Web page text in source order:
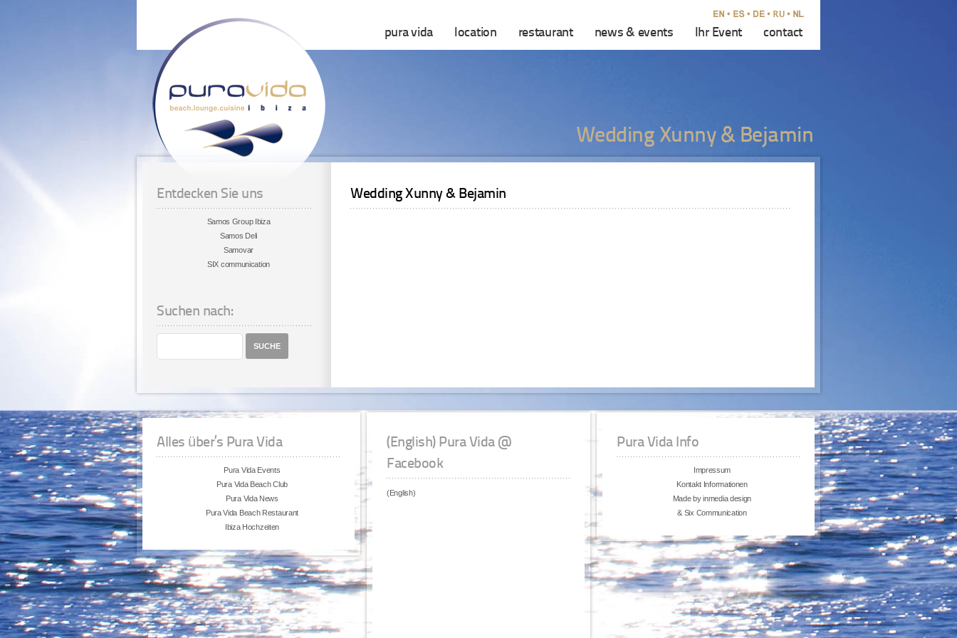
pura vida location restaurant news & events Ihr Event contact
Wedding Xunny & Bejamin
Entdecken Sie uns
Samos Group Ibiza
Samos Deli
Samovar
SIX communication
Suchen nach:
Wedding Xunny & Bejamin
Alles über’s Pura Vida
Pura Vida Events
Pura Vida Beach Club
Pura Vida News
Pura Vida Beach Restaurant
Ibiza Hochzeiten
(English) Pura Vida @
Facebook
(English)
Pura Vida Info
Impressum
Kontakt Informationen
Made by inmedia design
& Six Communication